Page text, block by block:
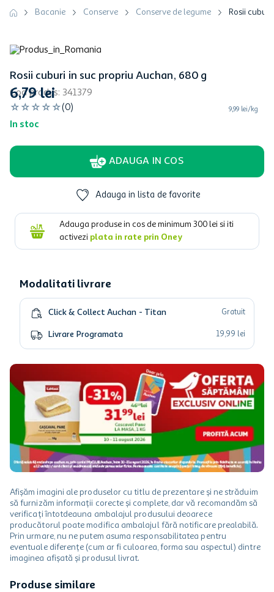
Bacanie Conserve Conserve de legume Rosii
Rosii cuburi in suc propriu Auchan, 680 g
Cod produs: 341379
☆ ☆ ☆ ☆ ☆(0)
In stoc
6,79lei
9,99 lei/kg
ADAUGA IN COS
Adauga in lista de favorite
Adauga produse in cos de minimum 300 lei si iti
activezi plata in rate prin Oney
Modalitati livrare
Click & Collect Auchan - Titan Gratuit
Livrare Programata 19,99 lei
Afișăm imagini ale produselor cu titlu de prezentare și ne străduim
să furnizăm informații corecte și complete, dar vă recomandăm să
verificați întotdeauna ambalajul produsului deoarece
producătorul poate modifica ambalajul fără notificare prealabilă.
Prin urmare, nu ne putem asuma responsabilitatea pentru
eventuale diferențe (cum ar fi culoarea, forma sau aspectul) dintre
imaginea afișată și produsul livrat.
Produse similare